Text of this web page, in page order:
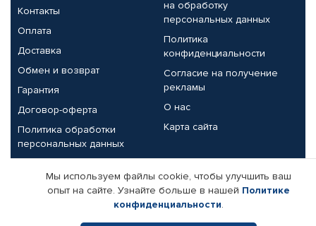
Контакты
Оплата
Доставка
Обмен и возврат
Гарантия
Договор-оферта
Политика обработки
персональных данных
на обработку
персональных данных
Политика
конфиденциальности
Согласие на получение
рекламы
О нас
Карта сайта
Партнерам
Корпоративным клиентам
Поставщикам
Реквизиты компании
Мы используем файлы cookie, чтобы улучшить ваш
опыт на сайте. Узнайте больше в нашей Политике
конфиденциальности.